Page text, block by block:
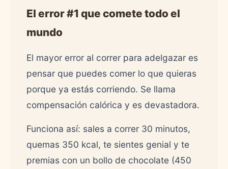
El error #1 que comete todo el
mundo
El mayor error al correr para adelgazar es
pensar que puedes comer lo que quieras
porque ya estás corriendo. Se llama
compensación calórica y es devastadora.
Funciona así: sales a correr 30 minutos,
quemas 350 kcal, te sientes genial y te
premias con un bollo de chocolate (450